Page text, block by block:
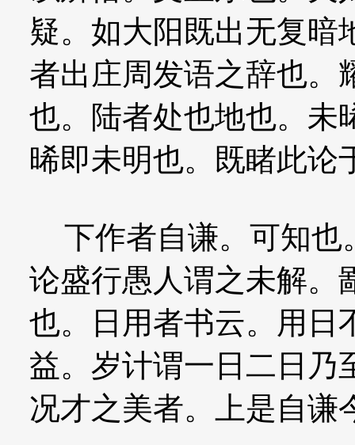
疑。如大阳既出无复暗
者出庄周发语之辞也。
也。陆者处也地也。未
晞即未明也。既睹此论
下作者自谦。可知也
论盛行愚人谓之未解。
也。日用者书云。用日
益。岁计谓一日二日乃
况才之美者。上是自谦